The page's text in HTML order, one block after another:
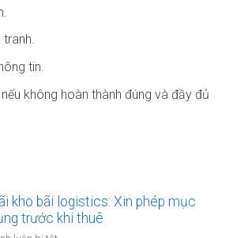
tranh.
tin.
không hoàn thành đúng và đầy đủ
kho bãi logistics: Xin phép mục
trước khi thuê